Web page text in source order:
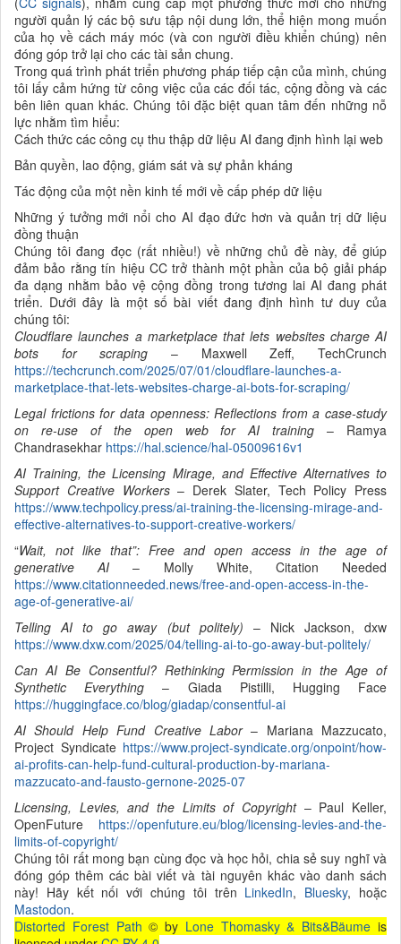
người quản lý các bộ sưu tập nội dung lớn, thể hiện mong muốn
của họ về cách máy móc (và con người điều khiển chúng) nên
đóng góp trở lại cho các tài sản chung.
Trong quá trình phát triển phương pháp tiếp cận của mình, chúng
tôi lấy cảm hứng từ công việc của các đối tác, cộng đồng và các
bên liên quan khác. Chúng tôi đặc biệt quan tâm đến những nỗ
lực nhằm tìm hiểu:
Cách thức các công cụ thu thập dữ liệu AI đang định hình lại web
Bản quyền, lao động, giám sát và sự phản kháng
Tác động của một nền kinh tế mới về cấp phép dữ liệu
Những ý tưởng mới nổi cho AI đạo đức hơn và quản trị dữ liệu
đồng thuận
Chúng tôi đang đọc (rất nhiều!) về những chủ đề này, để giúp
đảm bảo rằng tín hiệu CC trở thành một phần của bộ giải pháp
đa dạng nhằm bảo vệ cộng đồng trong tương lai AI đang phát
triển. Dưới đây là một số bài viết đang định hình tư duy của
chúng tôi:
Cloudflare launches a marketplace that lets websites charge AI
bots for scraping – Maxwell Zeff, TechCrunch
https://techcrunch.com/2025/07/01/cloudflare-launches-a-
marketplace-that-lets-websites-charge-ai-bots-for-scraping/
Legal frictions for data openness: Reflections from a case-study
on re-use of the open web for AI training – Ramya
Chandrasekhar https://hal.science/hal-05009616v1
AI Training, the Licensing Mirage, and Effective Alternatives to
Support Creative Workers– Derek Slater, Tech Policy Press
https://www.techpolicy.press/ai-training-the-licensing-mirage-and-
effective-alternatives-to-support-creative-workers/
“Wait, not like that”: Free and open access in the age of
generative AI – Molly White, Citation Needed
https://www.citationneeded.news/free-and-open-access-in-the-
age-of-generative-ai/
Telling AI to go away (but politely) – Nick Jackson, dxw
https://www.dxw.com/2025/04/telling-ai-to-go-away-but-politely/
Can AI Be Consentful? Rethinking Permission in the Age of
Synthetic Everything – Giada Pistilli, Hugging Face
https://huggingface.co/blog/giadap/consentful-ai
AI Should Help Fund Creative Labor– Mariana Mazzucato,
Project Syndicate https://www.project-syndicate.org/onpoint/how-
ai-profits-can-help-fund-cultural-production-by-mariana-
mazzucato-and-fausto-gernone-2025-07
Licensing, Levies, and the Limits of Copyright – Paul Keller,
OpenFuture https://openfuture.eu/blog/licensing-levies-and-the-
limits-of-copyright/
Chúng tôi rất mong bạn cùng đọc và học hỏi, chia sẻ suy nghĩ và
đóng góp thêm các bài viết và tài nguyên khác vào danh sách
này! Hãy kết nối với chúng tôi trên LinkedIn, Bluesky, hoặc
Mastodon.
Distorted Forest Path © by Lone Thomasky & Bits&Bäume is